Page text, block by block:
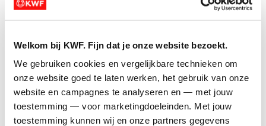
Welkom bij KWF. Fijn dat je onze website bezoekt.
We gebruiken cookies en vergelijkbare technieken om
onze website goed te laten werken, het gebruik van onze
website en campagnes te analyseren en — met jouw
toestemming — voor marketingdoeleinden. Met jouw
toestemming kunnen wij en onze partners gegevens
schrijven voor een gratis ticket voor de hele
marathhon. Je kunt wel een actiepagina aanmaken
de wachtlijst.
Schrijf je in